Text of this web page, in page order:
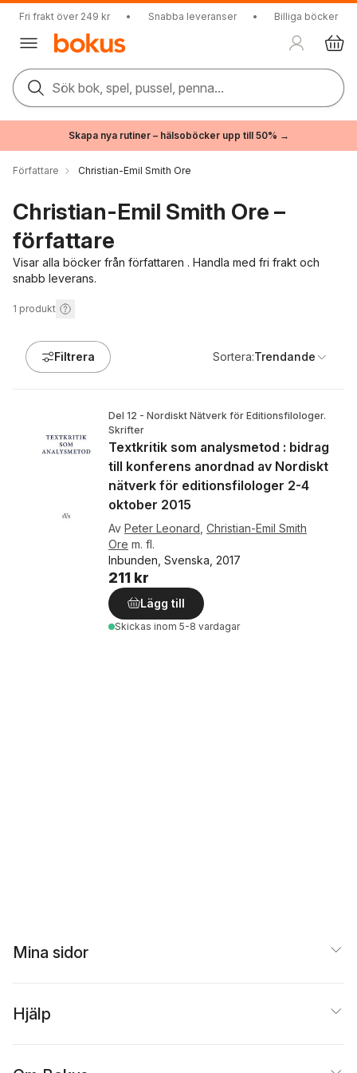
Fri frakt över 249 kr • Snabba leveranser • Billiga böcker
Sök bok, spel, pussel, penna...
Skapa nya rutiner – hälsoböcker upp till 50% →
Författare Christian-Emil Smith Ore
Christian-Emil Smith Ore –
författare
Visar alla böcker från författaren . Handla med fri frakt och
snabb leverans.
1 produkt
Filtrera Sortera:Trendande
Del 12 - Nordiskt Nätverk för Editionsfilologer.
Skrifter
Textkritik som analysmetod : bidrag
till konferens anordnad av Nordiskt
nätverk för editionsfilologer 2-4
oktober 2015
Av Peter Leonard Christian-Emil Smith
Ore m. fl.
Inbunden, Svenska, 2017
211 kr
Lägg till
Skickas inom 5-8 vardagar
Mina sidor
Hjälp